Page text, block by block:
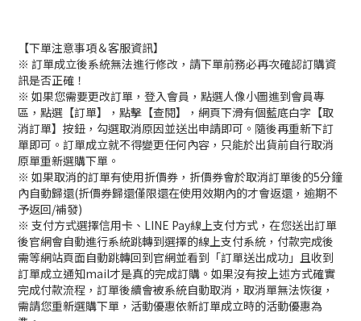
【下單注意事項＆客服資訊】
※ 訂單成立後系統無法進行修改，請下單前務必再次確認訂購資
訊是否正確！
※ 如果您需要更改訂單，登入會員，點選人像小圖進到會員專
區，點選【訂單】，點擊【查閱】，網頁下滑有個藍底白字【取
消訂單】按鈕，勾選取消原因並送出申請即可。隨後再重新下訂
單即可。訂單成立就不得變更任何內容，只能於出貨前自行取消
原單重新選購下單。
※ 如果取消的訂單有使用折價券，折價券會於取消訂單後的5分鐘
內自動歸還(折價券歸還僅限還在使用效期內的才會返還，逾期不
予返回/補發)
※ 支付方式選擇信用卡、LINE Pay線上支付方式，在您送出訂單
後官網會自動進行系統跳轉到選擇的線上支付系統，付款完成後
需等網站頁面自動跳轉回到官網並看到「訂單送出成功」且收到
訂單成立通知mail才是真的完成訂購。如果沒有按上述方式確實
完成付款流程，訂單後續會被系統自動取消，取消單無法恢復，
需請您重新選購下單，活動優惠依新訂單成立時的活動優惠為